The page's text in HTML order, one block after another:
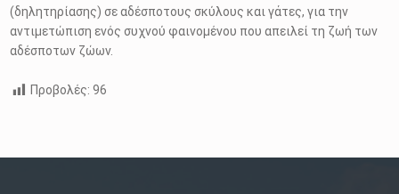
(δηλητηρίασης) σε αδέσποτους σκύλους και γάτες, για την
αντιμετώπιση ενός συχνού φαινομένου που απειλεί τη ζωή των
αδέσποτων ζώων.
Προβολές: 96